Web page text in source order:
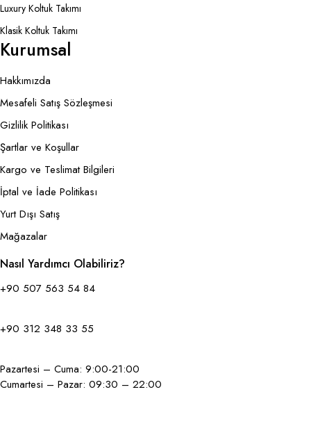
Luxury Koltuk Takımı
Klasik Koltuk Takımı
Kurumsal
Hakkımızda
Mesafeli Satış Sözleşmesi
Gizlilik Politikası
Şartlar ve Koşullar
Kargo ve Teslimat Bilgileri
İptal ve İade Politikası
Yurt Dışı Satış
Mağazalar
Nasıl Yardımcı Olabiliriz?
+90 507 563 54 84
+90 312 348 33 55
Pazartesi – Cuma: 9:00-21:00
Cumartesi – Pazar: 09:30 – 22:00